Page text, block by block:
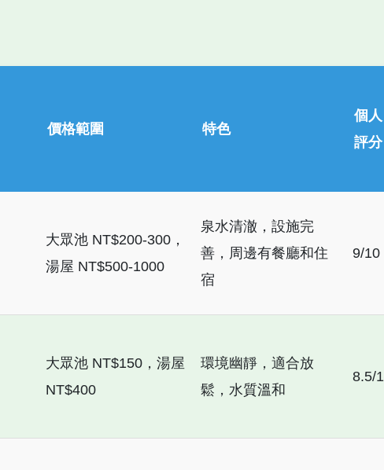
價格範圍 特色
個人
評分
大眾池 NT$200-300，
湯屋 NT$500-1000
泉水清澈，設施完
善，周邊有餐廳和住
宿
9/10
大眾池 NT$150，湯屋
NT$400
環境幽靜，適合放
鬆，水質溫和
8.5/